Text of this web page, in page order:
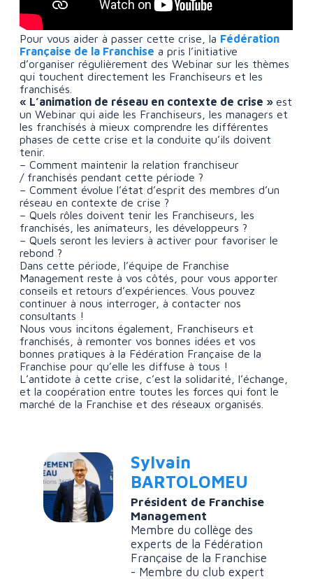
Pour vous aider à passer cette crise, la Fédération
Française de la Franchise a pris l’initiative
d’organiser régulièrement des Webinar sur les thèmes
qui touchent directement les Franchiseurs et les
franchisés.
« L’animation de réseau en contexte de crise »est
un Webinar qui aide les Franchiseurs, les managers et
les franchisés à mieux comprendre les différentes
phases de cette crise et la conduite qu’ils doivent
tenir.
– Comment maintenir la relation franchiseur
/ franchisés pendant cette période ?
– Comment évolue l’état d’esprit des membres d’un
réseau en contexte de crise ?
– Quels rôles doivent tenir les Franchiseurs, les
franchisés, les animateurs, les développeurs ?
– Quels seront les leviers à activer pour favoriser le
rebond ?
Dans cette période, l’équipe de Franchise
Management reste à vos côtés, pour vous apporter
conseils et retours d’expériences. Vous pouvez
continuer à nous interroger, à contacter nos
consultants !
Nous vous incitons également, Franchiseurs et
franchisés, à remonter vos bonnes idées et vos
bonnes pratiques à la Fédération Française de la
Franchise pour qu’elle les diffuse à tous !
L’antidote à cette crise, c’est la solidarité, l’échange,
et la coopération entre toutes les forces qui font le
marché de la Franchise et des réseaux organisés.
Sylvain
BARTOLOMEU
Président de Franchise
Management
Membre du collège des
experts de la Fédération
Française de la Franchise
- Membre du club expert